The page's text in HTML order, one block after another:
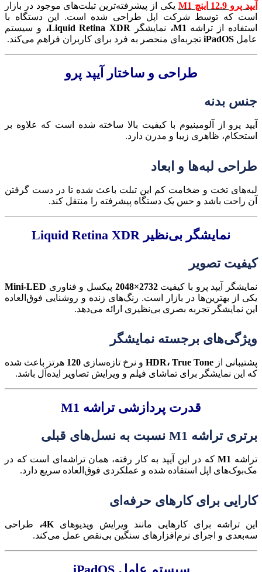
آیپد پرو 12.9 اینچ M1
یکی از پیشرفته‌ترین تبلت‌های موجود در بازار
است که توسط شرکت اپل طراحی شده است. این دستگاه با
استفاده از تراشه M1، نمایشگر Liquid Retina XDR،
و سیستم
عامل iPadOS تجربه‌ای منحصر به فرد برای کاربران فراهم می‌کند.
طراحی و ساختار آیپد پرو
جنس بدنه
آیپد پرو از آلومینیوم با کیفیت بالا ساخته شده است که علاوه بر
استحکام، ظاهری زیبا و مدرن دارد.
طراحی لبه‌ها و ابعاد
لبه‌های تخت و ضخامت کم این تبلت باعث شده تا در دست گرفتن
آن راحت باشد و حس یک دستگاه پیشرفته را منتقل کند.
نمایشگر بی‌نظیر Liquid Retina XDR
کیفیت تصویر
نمایشگر آیپد پرو با کیفیت2732×2048 پیکسل و فناوری Mini-LED
یکی از بهترین‌ها در بازار است. رنگ‌های زنده و روشنایی فوق‌العاده
این نمایشگر تجربه بصری بی‌نظیری ارائه می‌دهد.
ویژگی‌های برجسته نمایشگر
پشتیبانی از HDR، True Tone و نرخ تازه‌سازی 120 هرتز باعث شده
که این نمایشگر برای تماشای فیلم و ویرایش تصاویر ایده‌آل باشد.
قدرت پردازشی تراشه M1
برتری تراشه M1 نسبت به نسل‌های قبلی
تراشه M1که در این آیپد به کار رفته، همان تراشه‌ای است که در
مک‌بوک‌های اپل استفاده شده و عملکردی فوق‌العاده سریع دارد.
کارایی برای کارهای حرفه‌ای
این تراشه برای کارهایی مانند ویرایش ویدیوهای 4K،
طراحی
سه‌بعدی و اجرای نرم‌افزارهای سنگین بی‌نقص عمل می‌کند.